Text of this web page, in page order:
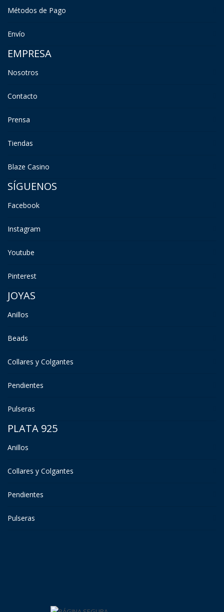
Métodos de Pago
Envío
EMPRESA
Nosotros
Contacto
Prensa
Tiendas
Blaze Casino
SÍGUENOS
Facebook
Instagram
Youtube
Pinterest
JOYAS
Anillos
Beads
Collares y Colgantes
Pendientes
Pulseras
PLATA 925
Anillos
Collares y Colgantes
Pendientes
Pulseras